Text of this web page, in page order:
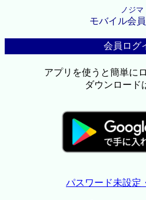
ノジマ
モバイル会
会員ログ
アプリを使うと簡単に
ダウンロード
パスワード未設定